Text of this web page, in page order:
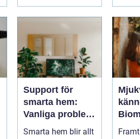
Support för
smarta hem:
Vanliga problem
med IoT-enheter
Smarta hem blir allt